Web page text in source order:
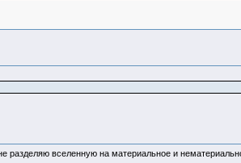
разделяю вселенную на материальное и